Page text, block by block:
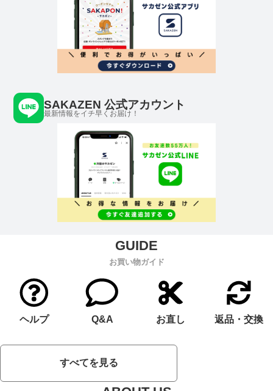
SAKAZEN 公式アカウント
最新情報をイチ早くお届け！
お買い物ガイド
ヘルプ Q&A お直し 返品・交換
すべてを見る